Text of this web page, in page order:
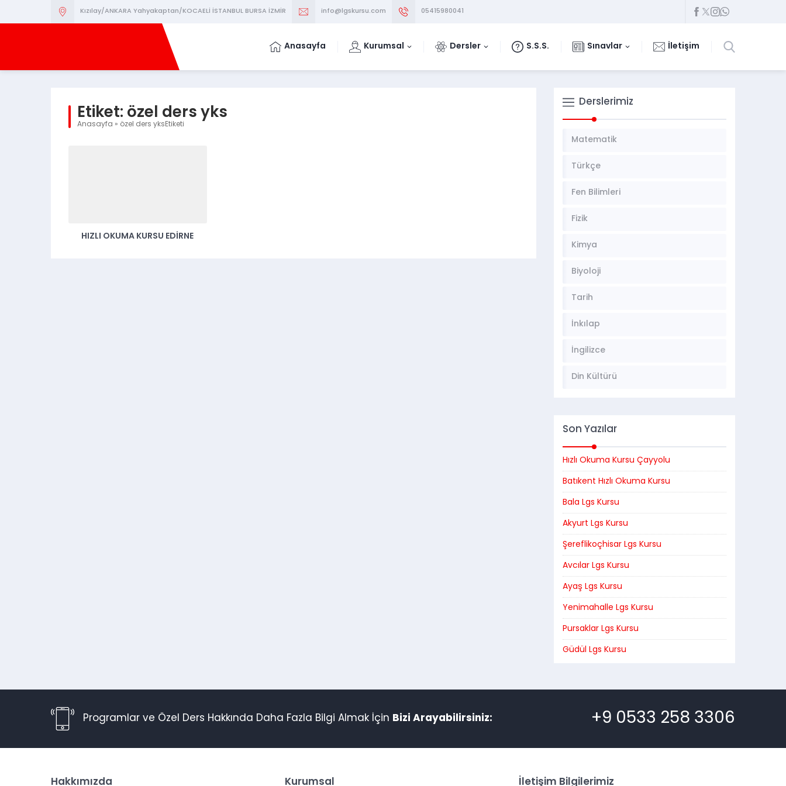
Kızılay/ANKARA Yahyakaptan/KOCAELİ İSTANBUL BURSA İZMİR info@lgskursu.com 05415980041
Anasayfa Kurumsal Dersler S.S.S. Sınavlar İletişim
Etiket: özel ders yks
Anasayfa » özel ders yksEtiketi
HIZLI OKUMA KURSU EDİRNE
Derslerimiz
Matematik
Türkçe
Fen Bilimleri
Fizik
Kimya
Biyoloji
Tarih
İnkılap
İngilizce
Din Kültürü
Son Yazılar
Hızlı Okuma Kursu Çayyolu
Batıkent Hızlı Okuma Kursu
Bala Lgs Kursu
Akyurt Lgs Kursu
Şereflikoçhisar Lgs Kursu
Avcılar Lgs Kursu
Ayaş Lgs Kursu
Yenimahalle Lgs Kursu
Pursaklar Lgs Kursu
Güdül Lgs Kursu
Programlar ve Özel Ders Hakkında Daha Fazla Bilgi Almak İçin Bizi Arayabilirsiniz: +9 0533 258 3306
Hakkımızda Kurumsal İletişim Bilgilerimiz